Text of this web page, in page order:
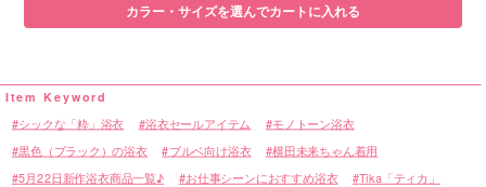
カラー・サイズを選んでカートに入れる
シックな「粋」浴衣 浴衣セールアイテム モノトーン浴衣
黒色（ブラック）の浴衣 ブルベ向け浴衣 横田未来ちゃん着用
5月22日新作浴衣商品一覧♪ お仕事シーンにおすすめ浴衣
Tika「ティカ」